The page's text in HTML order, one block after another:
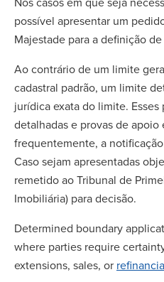
possível apresentar um
Majestade para a definição
Ao contrário de um limite
cadastral padrão, um limite
jurídica exata do limite.
detalhadas e provas de apoio
frequentemente, a
Caso sejam apresentadas
remetido ao Tribunal de
Imobiliária) para decisão.
Determined boundary
where parties require
extensions, sales, or